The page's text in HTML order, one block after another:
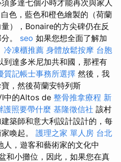
多達七個小時才能再次與家人
色，藍色和橙色繪製的（荷蘭
），Bonaire的方尖碑仍在反
。 seo 如果您想全面了解加
冷凍櫃推薦 身體放鬆按摩 台胞
到達多米尼加共和國，那裡有
質記帳士事務所選擇 然後，我
，然後荷蘭安特列斯
中的Altos de 整骨推拿療程 新
護照要帶什麼 基隆徵信社 該村
築師和意大利設計設計的，每
喚起。 護理之家 單人房 台北
人，遊客和藝術家的文化中
和小攤位，因此，如果您在真